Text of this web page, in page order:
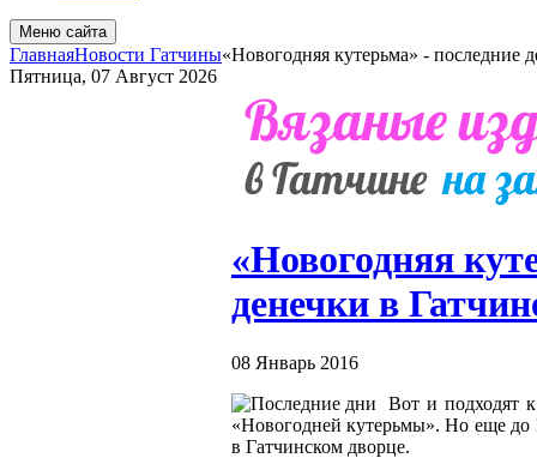
Меню сайта
ГлавнаяНовости Гатчины«Новогодняя кутерьма» - последние
Пятница, 07 Август 2026
«Новогодняя
денечки в
08 Январь 2016
Вот и подходят
«Новогодней кутерьмы». Но еще до
в Гатчинском дворце.